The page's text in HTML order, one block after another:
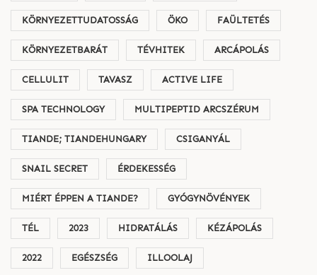
KÖRNYEZETTUDATOSSÁG ÖKO FAÜLTETÉS
KÖRNYEZETBARÁT TÉVHITEK ARCÁPOLÁS
CELLULIT TAVASZ ACTIVE LIFE
SPA TECHNOLOGY MULTIPEPTID ARCSZÉRUM
TIANDE; TIANDEHUNGARY CSIGANYÁL
SNAIL SECRET ÉRDEKESSÉG
MIÉRT ÉPPEN A TIANDE? GYÓGYNÖVÉNYEK
TÉL 2023 HIDRATÁLÁS KÉZÁPOLÁS
2022 EGÉSZSÉG ILLOOLAJ